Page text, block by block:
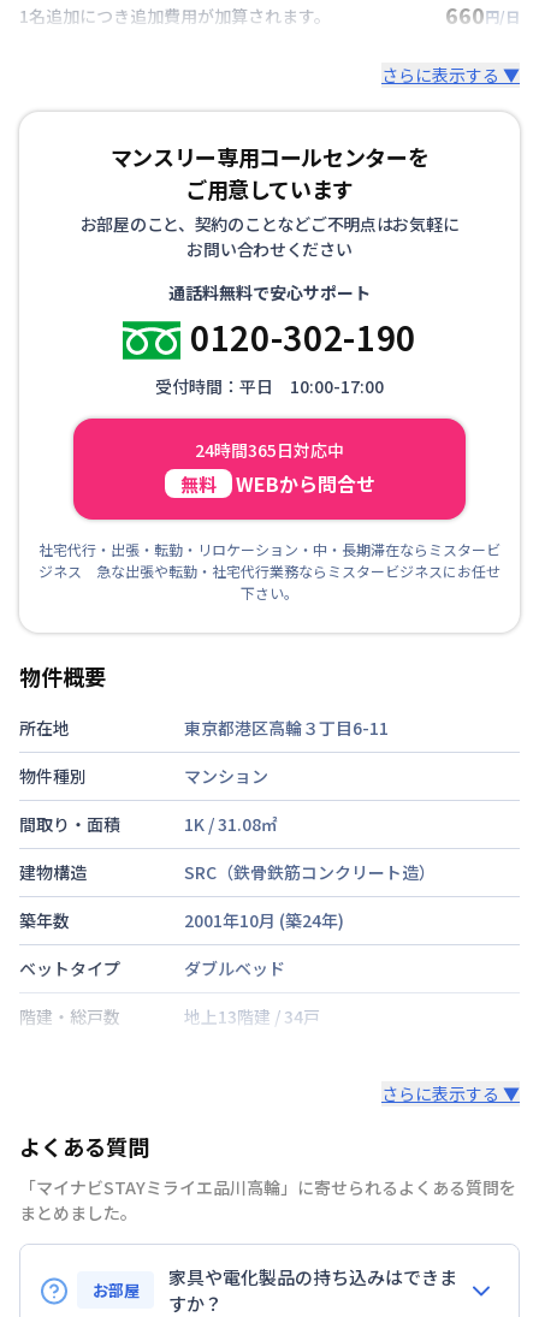
1名追加につき追加費用が加算されます。 660円/日
さらに表示する ▼
マンスリー専用コールセンターを
ご用意しています
お部屋のこと、契約のことなどご不明点はお気軽に
お問い合わせください
通話料無料で安心サポート
0120-302-190
受付時間：平日 10:00-17:00
24時間365日対応中
無料 WEBから問合せ
社宅代行・出張・転勤・リロケーション・中・長期滞在ならミスタービ
ジネス 急な出張や転勤・社宅代行業務ならミスタービジネスにお任せ
下さい。
物件概要
所在地
東京都港区高輪３丁目6-11
物件種別
マンション
間取り・面積
1K /31.08㎡
建物構造
SRC（鉄骨鉄筋コンクリート造）
築年数
2001年10月 (築24年)
ベットタイプ
ダブルベッド
階建・総戸数
地上13階建 / 34戸
禁煙・喫煙
定員
2名
さらに表示する ▼
よくある質問
「マイナビSTAYミライエ品川高輪」に寄せられるよくある質問を
まとめました。
お部屋
家具や電化製品の持ち込みはできま
すか？